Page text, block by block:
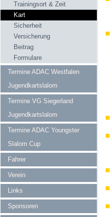
Trainingsort & Zeit
Kart
Sicherheit
Versicherung
Beitrag
Formulare
Termine ADAC Westfalen
Jugendkartslalom
Termine VG Siegerland
Jugendkartslalom
Termine ADAC Youngster
Slalom Cup
Fahrer
Verein
Links
Sponsoren